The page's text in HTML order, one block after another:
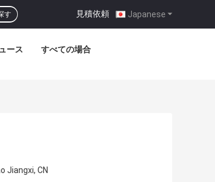
Japanese
見積依頼 |
す
ース すべての場合
Jiangxi, CN